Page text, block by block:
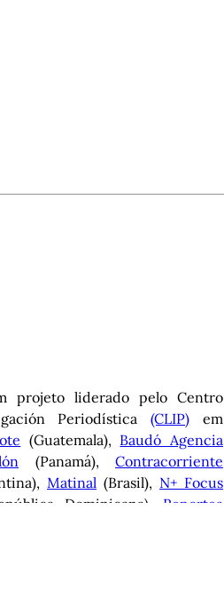
projeto liderado pelo Centro
Periodística(CLIP) em
(Guatemala), Baudó Agencia
(Panamá), Contracorriente
Matinal (Brasil), N+ Focus
Dominicana), Reportea